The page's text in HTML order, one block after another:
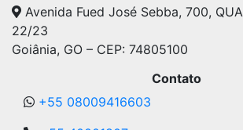
Avenida Fued José Sebba, 700,
22/23
Goiânia, GO – CEP: 74805100
Contato
+55 08009416603